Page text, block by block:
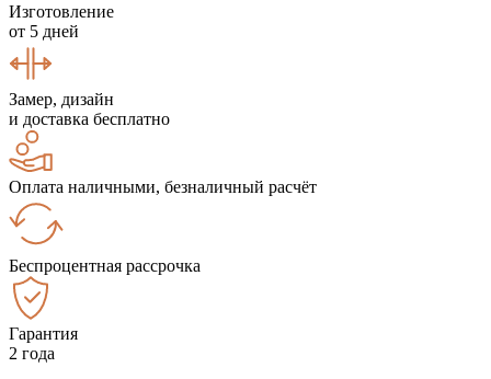
Изготовление
от 5 дней
Замер, дизайн
и доставка бесплатно
Оплата наличными, безналичный расчёт
Беспроцентная рассрочка
Гарантия
2 года